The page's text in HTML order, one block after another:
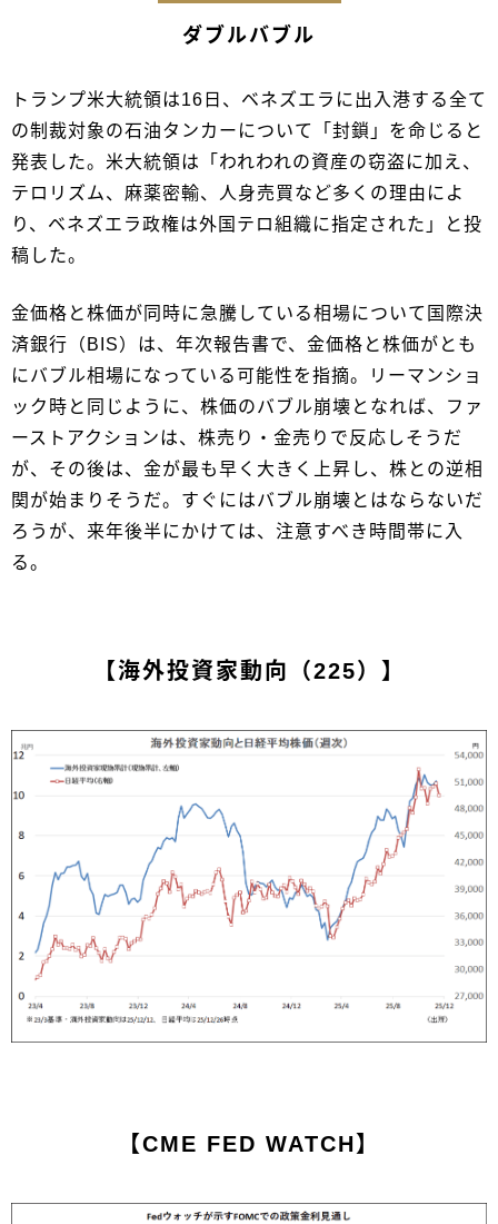
ダブルバブル
トランプ米大統領は16日、ベネズエラに出入港する全て
の制裁対象の石油タンカーについて「封鎖」を命じると
発表した。米大統領は「われわれの資産の窃盗に加え、
テロリズム、麻薬密輸、人身売買など多くの理由によ
り、ベネズエラ政権は外国テロ組織に指定された」と投
稿した。
金価格と株価が同時に急騰している相場について国際決
済銀行（BIS）は、年次報告書で、金価格と株価がとも
にバブル相場になっている可能性を指摘。リーマンショ
ック時と同じように、株価のバブル崩壊となれば、ファ
ーストアクションは、株売り・金売りで反応しそうだ
が、その後は、金が最も早く大きく上昇し、株との逆相
関が始まりそうだ。すぐにはバブル崩壊とはならないだ
ろうが、来年後半にかけては、注意すべき時間帯に入
る。
【海外投資家動向（225）】
【CME FED WATCH】